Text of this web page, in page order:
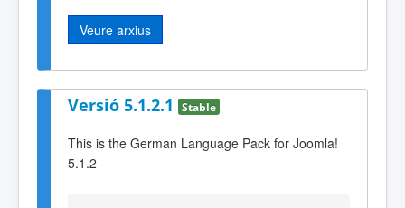
Veure arxius
Versió 5.1.2.1 Stable
This is the German Language Pack for Joomla!
5.1.2